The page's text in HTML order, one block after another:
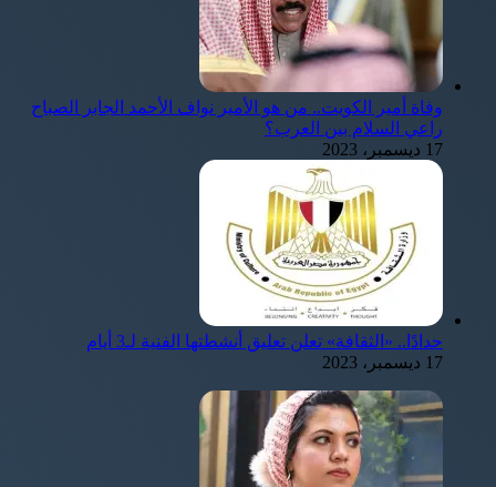
وفاة أمير الكويت.. من هو الأمير نواف الأحمد الجابر الصباح
راعي السلام بين العرب؟
17 ديسمبر، 2023
حدادًا.. «الثقافة» تعلن تعليق أنشطتها الفنية لـ3 أيام
17 ديسمبر، 2023